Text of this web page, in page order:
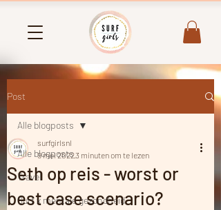
Post
Alle blogposts
Travel
Surf x mentale gezondheid
Alle blogposts
Seth op reis - worst or
best case scenario?
surfgirlsnl
9 mei 20223 minuten om te lezen